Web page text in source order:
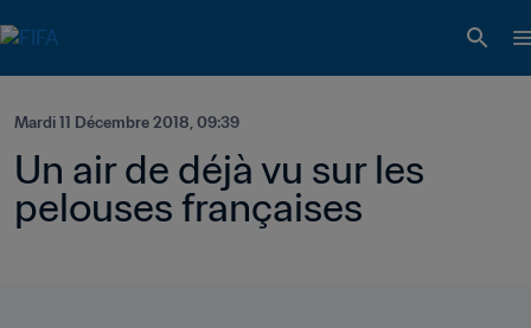
Mardi 11 Décembre 2018, 09:39
Un air de déjà vu sur les
pelouses françaises